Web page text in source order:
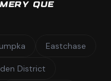
QUE
Eastchase
District